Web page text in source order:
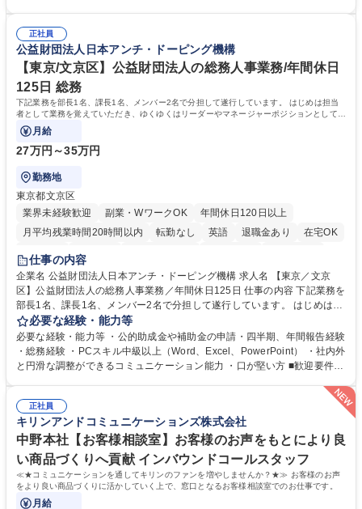
正社員
公益財団法人日本アンチ・ドーピング機構
【東京/文京区】公益財団法人の総務人事業務/年間休日
125日 総務
下記業務を部長1名、課長1名、メンバー2名で分担して遂行しています。 はじめは担当
者として業務を覚えていただき、ゆくゆくはリーダーやマネージャーポジションとして活
躍いただくことを期待しています。
月給
27万円～35万円
勤務地
東京都文京区
業界未経験歓迎
副業・WワークOK
年間休日120日以上
月平均残業時間20時間以内
転勤なし 英語 退職金あり
在宅OK
賞与あり
育休あり
食事補助あり
仕事の内容
企業名 公益財団法人日本アンチ・ドーピング機構 求人名 【東京／文京
区】公益財団法人の総務人事業務／年間休日125日 仕事の内容 下記業務を
部長1名、課長1名、メンバー2名で分担して遂行しています。 はじめは担
当者として業務を覚えていただき、ゆくゆくはリーダーやマネージャーポ
ジションとして活躍いただくことを期待しています。 【総務・人事グルー
プの業務内容】 ・人事制度関連 ・採用活動 ・教育研修の企画、実行 ・勤
怠管理 ・官公庁への各種提出 ・法定の会議運営（評議員会、理事会） ・
連 ・衛生管理 ・防災関連・公的助成金の管理・オフィス、ファシリティ
管理 ・福利厚生関連 ・職員からの問合せ、相談対応 ・その他日常の総務
業務全般 募集職種 【東京／文京区】公益財団法人の総務人事業務／年間
休日125日
必要な経験・能力等
必要な経験・能力等 ・公的助成金や補助金の申請・四半期、年間報告経験
・総務経験 ・PCスキル中級以上（Word、Excel、PowerPoint） ・社内外
と円滑な調整ができるコミュニケーション能力 ・口が堅い方 ■歓迎要件
正社員
キリンアンドコミュニケーションズ株式会社
中野本社【お客様相談室】お客様のお声をもとにより良
い商品づくりへ貢献 インバウンドコールスタッフ
≪★コミュニケーションを通してキリンのファンを増やしませんか？★≫ お客様のお声
をより良い商品づくりに活かしていく上で、窓口となるお客様相談室でのお仕事です。
月給